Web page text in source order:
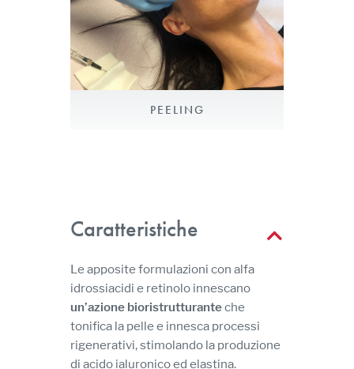
PEELING
Caratteristiche
Le apposite formulazioni con alfa
idrossiacidi e retinolo innescano
un’azione bioristrutturanteche
tonifica la pelle e innesca processi
rigenerativi, stimolando la produzione
di acido ialuronico ed elastina.